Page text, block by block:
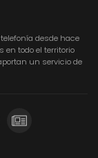
desde hace
todo el territorio
un servicio de